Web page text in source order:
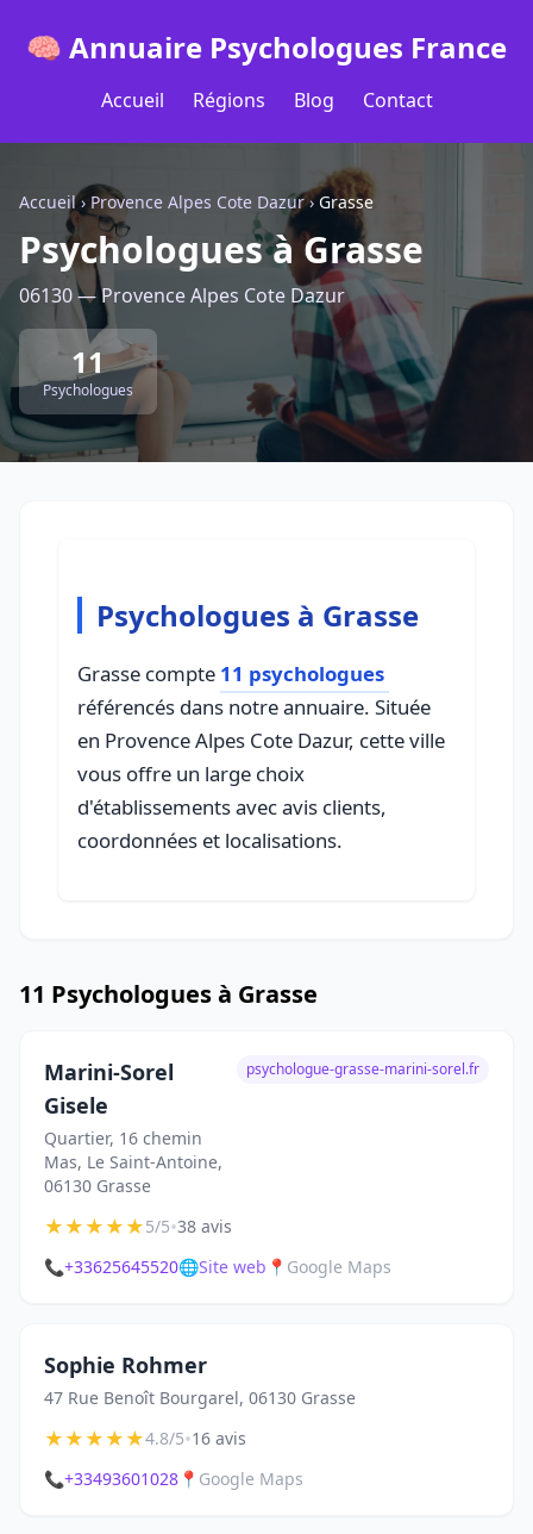
🧠 Annuaire Psychologues France
Accueil Régions Blog Contact
Accueil› Provence Alpes Cote Dazur›Grasse
Psychologues à Grasse
06130 — Provence Alpes Cote Dazur
11
Psychologues
Psychologues à Grasse
Grasse compte 11 psychologues
référencés dans notre annuaire. Située
en Provence Alpes Cote Dazur, cette ville
vous offre un large choix
d'établissements avec avis clients,
coordonnées et localisations.
11 Psychologues à Grasse
Marini-Sorel
Gisele
Quartier, 16 chemin
Mas, Le Saint-Antoine,
06130 Grasse
psychologue-grasse-marini-sorel.fr
★★★★★5/5•38 avis
📞+33625645520🌐Site web 📍 Google Maps
Sophie Rohmer
47 Rue Benoît Bourgarel, 06130 Grasse
★★★★★4.8/5•16 avis
📞+33493601028 📍 Google Maps